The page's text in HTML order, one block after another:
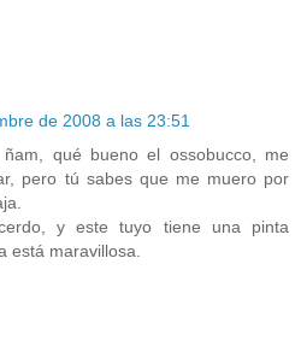
de 2008 a las 23:51
qué bueno el ossobucco, me
pero tú sabes que me muero por
y este tuyo tiene una pinta
está maravillosa.